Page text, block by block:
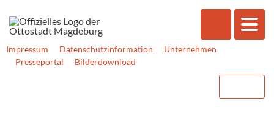
Impressum Datenschutzinformation
Unternehmen
Presseportal
Bilderdownload